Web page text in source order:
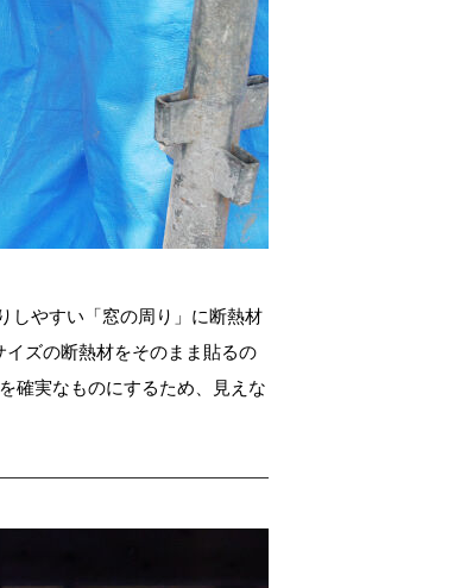
しやすい「窓の周り」に断熱材
ズの断熱材をそのまま貼るの
確実なものにするため、見えな